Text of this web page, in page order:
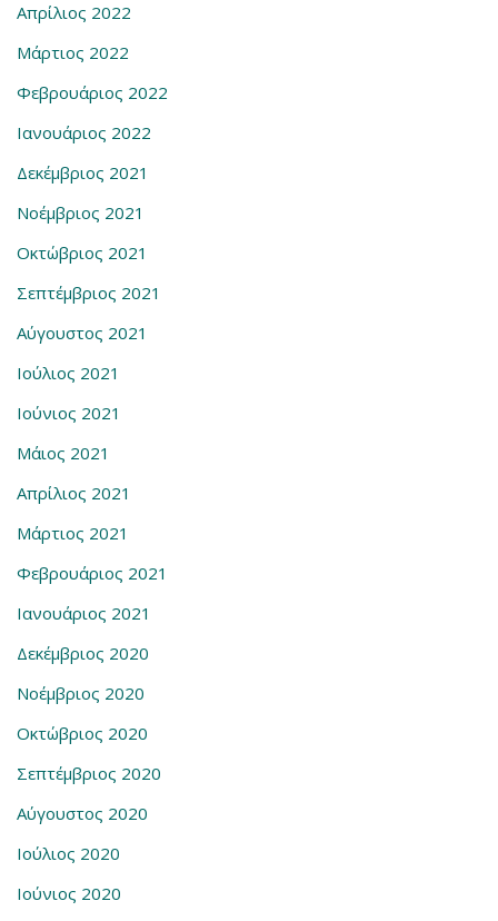
Απρίλιος 2022
Μάρτιος 2022
Φεβρουάριος 2022
Ιανουάριος 2022
Δεκέμβριος 2021
Νοέμβριος 2021
Οκτώβριος 2021
Σεπτέμβριος 2021
Αύγουστος 2021
Ιούλιος 2021
Ιούνιος 2021
Μάιος 2021
Απρίλιος 2021
Μάρτιος 2021
Φεβρουάριος 2021
Ιανουάριος 2021
Δεκέμβριος 2020
Νοέμβριος 2020
Οκτώβριος 2020
Σεπτέμβριος 2020
Αύγουστος 2020
Ιούλιος 2020
Ιούνιος 2020